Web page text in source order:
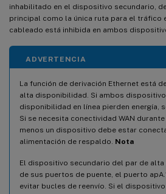
inhabilitado en el dispositivo secundario,
principal como la única ruta para el tráfico
cableado está inhibida en ambos
ADVERTENCIA
La función de derivación Ethernet está
alta disponibilidad. Si ambos
disponibilidad en línea pierden energía,
Si se necesita conectividad WAN
menos un dispositivo debe estar
alimentación de respaldo. Nota
El dispositivo secundario del par de
de sus puertos de puente, el puerto
evitar bucles de reenvío. Si el